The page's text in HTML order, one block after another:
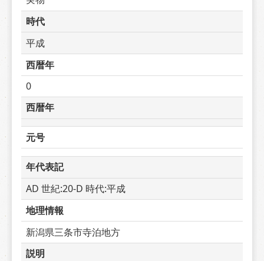
時代
平成
西暦年
0
西暦年
元号
年代表記
AD 世紀:20-D 時代:平成
地理情報
新潟県三条市寺泊地方
説明